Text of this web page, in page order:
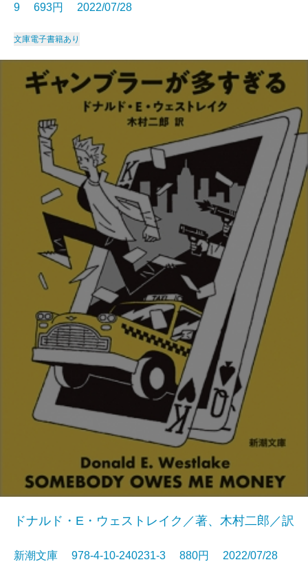
9 693円 2022/07/28
文庫電子書籍あり
ドナルド・E・ウェストレイク／著、木村二郎／訳
新潮文庫 978-4-10-240231-3 880円 2022/07/28